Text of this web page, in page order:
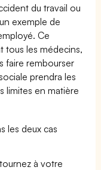
du travail ou
exemple de
Ce
tous les médecins,
faire rembourser
prendra les
limites en matière
les deux cas
à votre